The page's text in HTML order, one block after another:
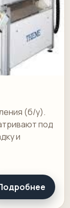
(б/у).
под
и